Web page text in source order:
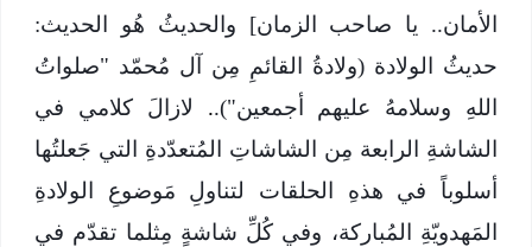
الأمان.. يا صاحب الزمان] والحديثُ هُو الحديث:
حديثُ الولادة (ولادةُ القائمِ مِن آل مُحمّد "صلواتُ
اللهِ وسلامهُ عليهم أجمعين")..
لازالَ كلامي في
الشاشةِ الرابعة مِن الشاشاتِ المُتعدّدةِ التي جَعلتُها
أسلوباً في هذهِ الحلقات لتناولِ مَوضوعِ الولادةِ
المَهدويّةِ المُباركة، وفي كُلِّ شاشةٍ مِثلما تقدّم في